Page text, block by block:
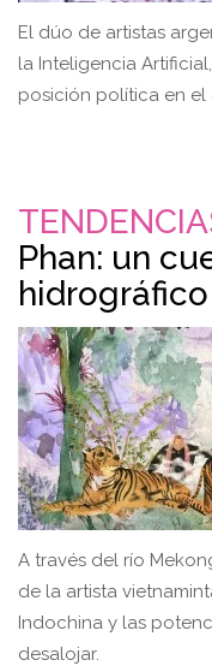
El dúo de artistas
la Inteligencia
posición política en
Phan: un
hidrográfico
A través del río
de la artista
Indochina y las
desalojar.